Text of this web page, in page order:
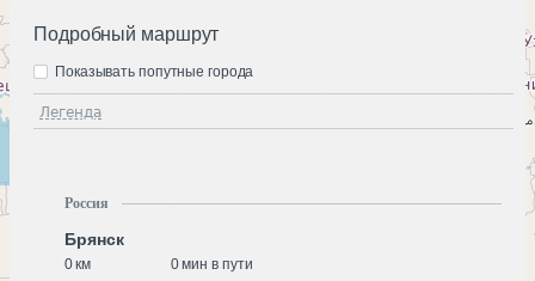
Подробный маршрут
Легенда
Показывать попутные города
Россия
Брянск
0 км
0 мин в пути